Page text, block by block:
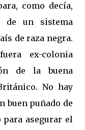
como decía,
de un sistema
de raza negra.
ex-colonia
de la buena
No hay
buen puñado de
asegurar el